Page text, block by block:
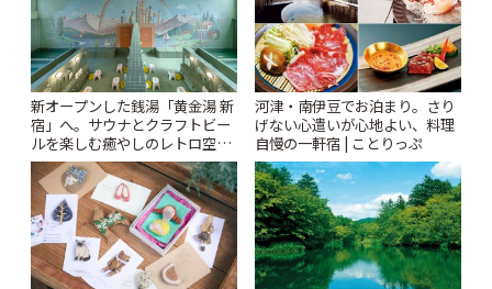
新オープンした銭湯「黄金湯 新
宿」へ。サウナとクラフトビー
ルを楽しむ癒やしのレトロ空間
| ことりっぷ
河津・南伊豆でお泊まり。さり
げない心遣いが心地よい、料理
自慢の一軒宿 | ことりっぷ